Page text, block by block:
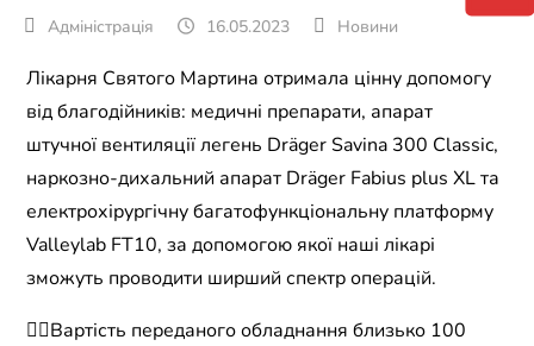
16.05.2023 Новини
Лікарня Святого Мартина отримала цінну допомогу
від благодійників: медичні препарати, апарат
штучної вентиляції легень Dräger Savina 300 Classic,
наркозно-дихальний апарат Dräger Fabius plus XL та
електрохірургічну багатофункціональну платформу
Valleylab FT10, за допомогою якої наші лікарі
зможуть проводити ширший спектр операцій.
☝🏼Вартість переданого обладнання близько 100